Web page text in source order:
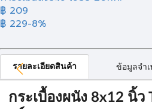
฿ 209
฿ 229-8%
รายละเอียดสินค้า ข้อมูลจำเ
กระเบื้องผนัง 8x12 นิ้ว